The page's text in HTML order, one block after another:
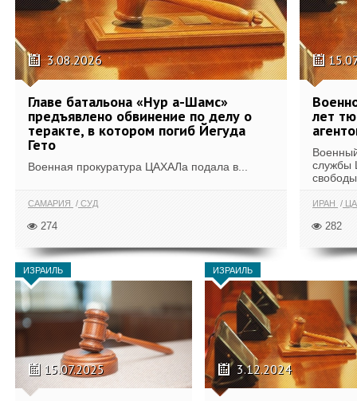
3.08.2026
Главе батальона «Нур а-Шамс»
предъявлено обвинение по делу о
теракте, в котором погиб Йегуда
Гето
Военная прокуратура ЦАХАЛа подала в...
САМАРИЯ СУД
274
лет
службы
ИРАН
282
ИЗРАИЛЬ
15.07.2025
ИЗРАИЛЬ
3.12.2024